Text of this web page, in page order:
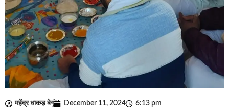
महेंद्र धाकड़ बेगूं December 11, 2024 6:13 pm